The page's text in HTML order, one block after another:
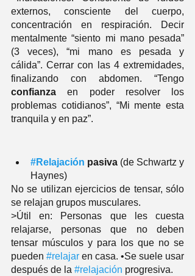
externos, consciente del cuerpo,
concentración en respiración. Decir
mentalmente “siento mi mano pesada”
(3 veces), “mi mano es pesada y
cálida”. Cerrar con las 4 extremidades,
confianza en poder resolver los
problemas cotidianos”, “Mi mente esta
tranquila y en paz”.
#Relajación pasiva (de Schwartz y
Haynes)
No se utilizan ejercicios de tensar, sólo
se relajan grupos musculares.
>Útil en: Personas que les cuesta
relajarse, personas que no deben
tensar músculos y para los que no se
pueden #relajar en casa. •Se suele usar
después de la #relajación progresiva.